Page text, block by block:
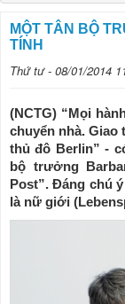
MỘT TÂN BỘ
TÍNH
Thứ tư - 08/01/2014
(NCTG) “Mọi
chuyển nhà.
thủ đô Berlin” -
bộ trưởng
Post”. Đáng chú
là nữ giới